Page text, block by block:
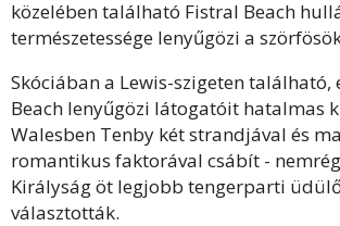
közelében található Fistral Beach
természetessége lenyűgözi a
Skóciában a Lewis-szigeten
Beach lenyűgözi látogatóit hatalmas
Walesben Tenby két strandjával és
romantikus faktorával csábít -
Királyság öt legjobb tengerparti
választották.